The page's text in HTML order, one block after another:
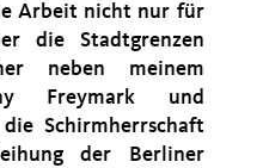
Arbeit nicht nur für
die Stadtgrenzen
neben meinem
Freymark und
Schirmherrschaft
der Berliner